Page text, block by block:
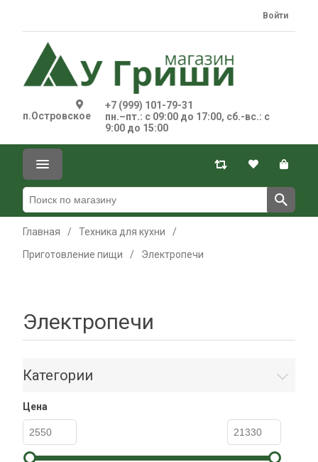
п.Островское
+7 (999) 101-79-31
пн.–пт.: с 09:00 до 17:00, сб.-вс.: с
9:00 до 15:00
Войти
Главная / Техника для кухни
/
Приготовление пищи
/ Электропечи
Электропечи
Категории
Цена